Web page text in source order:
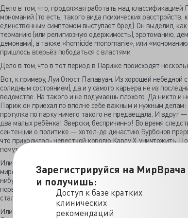
Зарегистрируйся на МирВрача
и получишь:
Доступ к базе кратких
клинических
рекомендаций
Дело в том, что, продолжая работать над классификацией
мономаний (то есть, такого вида психических
единственным симптомом выступает бред). Он выделил,
теоманию (или религиозную одержимость), эротоманию,
демонами), а также «homicide monomanie», или
пришлось всерьёз пободаться с властями.
Дело в том, что в тот период в Париже происходят
Вот, к примеру, Луи Огюст Папавуан. Из хорошей небедной
солидным состоянием), да и у самого карьера не из
ведомстве. На такого и не подумаешь плохого. Да никто и
Париж он приехал по вполне себе важным и нужным делам:
прогулка по парку ничего такого не предвещала. И вдруг
два малых ребёнка! Зверски, беспричинно! Во время
сентенции о политике — хотел-де династию Бурбонов
что приходилась невесткой королю Карлу X, уничтожить.
помутнение рассудка: не ведал, мол, что творил!
Или дело вампира-винодела. Тот поначалу без видимых
миром (хотя винные погреба с большими бочками, полными
нибудь по соседству колбасы, окорока, да стеллажи с
порвал — мало ли какие проблемы у человека. Опомнились,
стало известно, что этот винодел-отшельник её не просто
Или случай Генриетты Корнье, что 4 ноября 1825 года